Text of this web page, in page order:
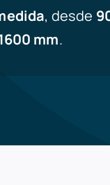
, desde
mm.